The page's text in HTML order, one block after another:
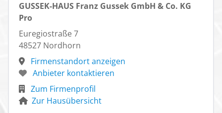
GUSSEK-HAUS Franz Gussek GmbH & Co. KG
Pro
Euregiostraße 7
48527 Nordhorn
Firmenstandort anzeigen
Anbieter kontaktieren
Zum Firmenprofil
Zur Hausübersicht